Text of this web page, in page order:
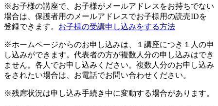
※お子様の講座で、お子様がメールアドレスをお持ちでない
場合は、保護者用のメールアドレスでお子様用の読売IDを
登録できます。 お子様の受講申し込みをする方法
※ホームページからのお申し込みは、１講座につき１人の申
し込みができます。代表者の方が複数人分の申し込みはでき
ません。各人でお申し込みください。複数人分のお申し込み
をされたい場合は、お電話でお問い合わせください。
※残席状況は申し込み手続き中に変動する場合があります。